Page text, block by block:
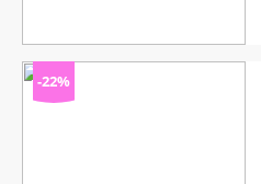
-22%